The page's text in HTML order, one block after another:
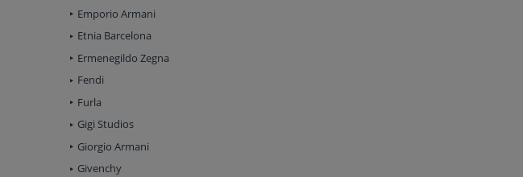
Emporio Armani
Etnia Barcelona
Ermenegildo Zegna
Fendi
Furla
Gigi Studios
Giorgio Armani
Givenchy